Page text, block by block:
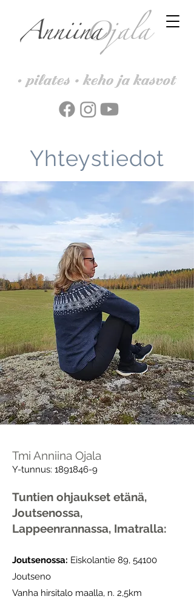
Yhteystiedot
Tmi Anniina Ojala
Y-tunnus: 1891846-9
Tuntien ohjaukset etänä,
Joutsenossa,
Lappeenrannassa, Imatralla:
Joutsenossa: Eiskolantie 89, 54100
Joutseno
Vanha hirsitalo maalla, n. 2,5km